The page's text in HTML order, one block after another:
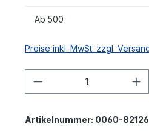
Ab 500
Preise inkl. MwSt. zzgl.
Produkt Anzahl:
Artikelnummer: 0060-82126